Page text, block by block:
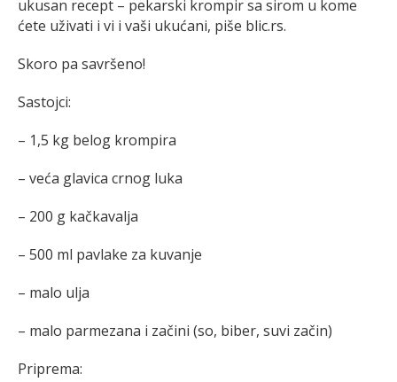
ukusan recept – pekarski krompir sa sirom u kome
ćete uživati i vi i vaši ukućani, piše blic.rs.
Skoro pa savršeno!
Sastojci:
– 1,5 kg belog krompira
– veća glavica crnog luka
– 200 g kačkavalja
– 500 ml pavlake za kuvanje
– malo ulja
– malo parmezana i začini (so, biber, suvi začin)
Priprema: